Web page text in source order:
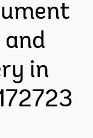
and
in